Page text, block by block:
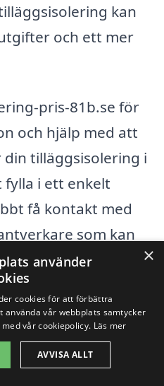
kan
och ett mer
pris-81b.se för
och hjälp med att
tilläggsisolering i
fylla i ett enkelt
få kontakt med
som kan
för ditt projekt.
och utan
×
använder
cookies för att förbättra
använda vår webbplats samtycker
vår cookiepolicy. Läs mer
AVVISA ALLT